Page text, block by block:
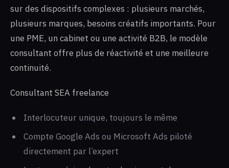
sur des dispositifs complexes : plusieurs marchés,
plusieurs marques, besoins créatifs importants. Pour
une PME, un cabinet ou une activité B2B, le modèle
consultant offre plus de réactivité et une meilleure
continuité.
Consultant SEA freelance
Interlocuteur unique, toujours le même
Compte Google Ads ou Microsoft Ads piloté
directement par l’expert